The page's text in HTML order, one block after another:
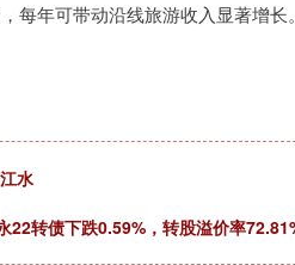
每年可带动沿线旅游收入显著增
水
22转债下跌0.59%，转股溢价率